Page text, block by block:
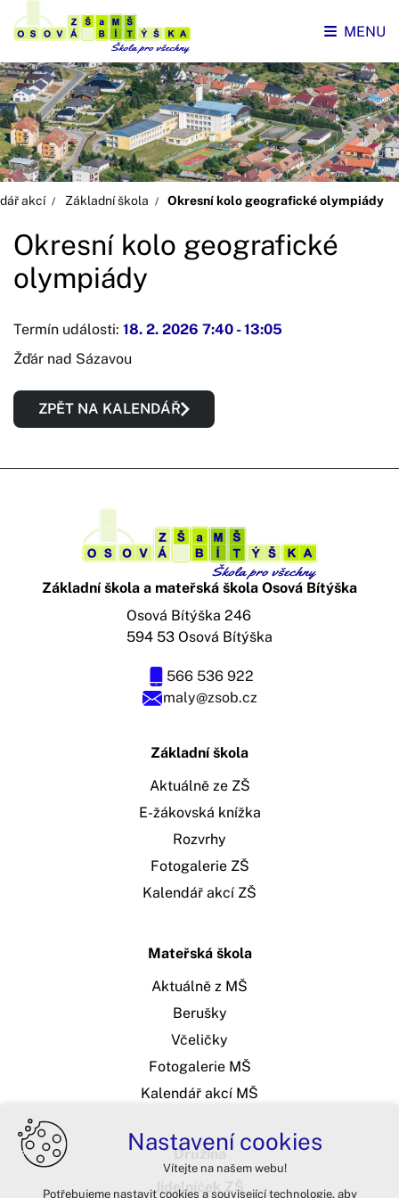
MENU
akcí Základní škola Okresní kolo geografické olympiády
Okresní kolo geografické
olympiády
Termín události: 18. 2. 2026 7:40 -13:05
Žďár nad Sázavou
ZPĚT NA KALENDÁŘ
Základní škola a mateřská škola Osová Bítýška
maly@zsob.cz
566 536 922
Osová Bítýška 246
594 53 Osová Bítýška
Základní škola
Aktuálně ze ZŠ
E-žákovská knížka
Rozvrhy
Fotogalerie ZŠ
Kalendář akcí ZŠ
Mateřská škola
Aktuálně z MŠ
Berušky
Včeličky
Fotogalerie MŠ
Kalendář akcí MŠ
Družina
Jídelníček ZŠ
Nastavení cookies
Vítejte na našem webu!
Potřebujeme nastavit cookies a související technologie, aby